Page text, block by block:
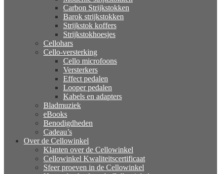
Carbon Strijkstokken
Barok strijkstokken
Strijkstok koffers
Strijkstokhoesjes
Cellohars
Cello-versterking
Cello microfoons
Versterkers
Effect pedalen
Looper pedalen
Kabels en adapters
Bladmuziek
eBooks
Benodigdheden
Cadeau’s
Over de Cellowinkel
Klanten over de Cellowinkel
Cellowinkel Kwaliteitscertificaat
Sfeer proeven in de Cellowinkel